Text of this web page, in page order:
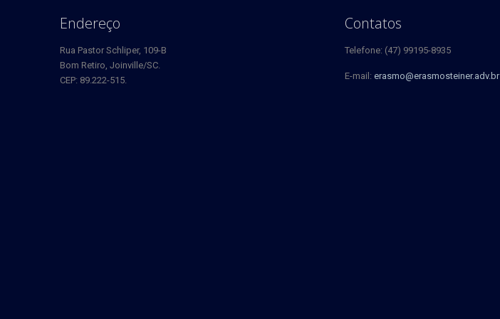
Endereço
Rua Pastor Schliper, 109-B
Bom Retiro, Joinville/SC.
CEP: 89.222-515.
Contatos
Telefone: (47) 99195-8935
E-mail: erasmo@erasmosteiner.adv.br